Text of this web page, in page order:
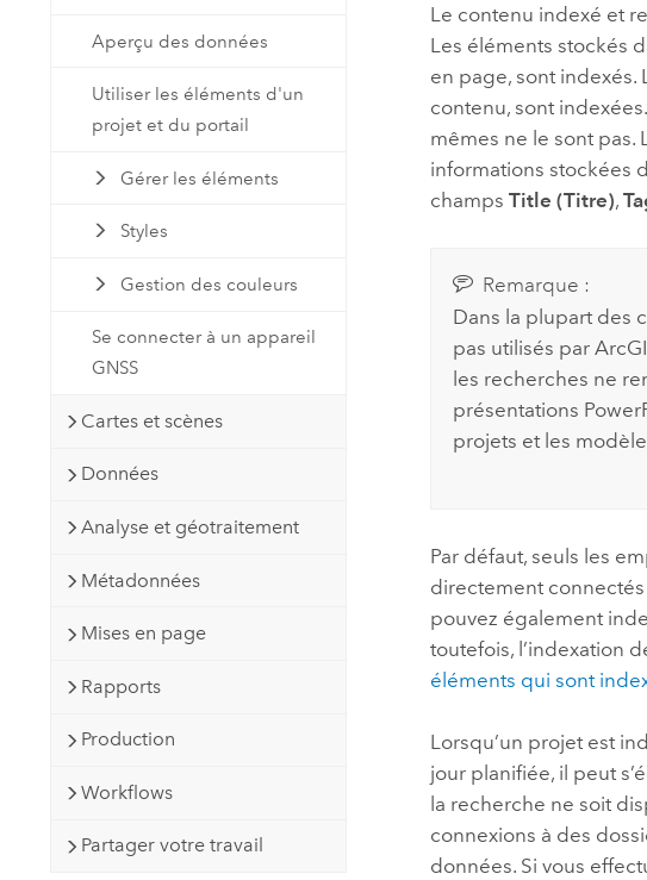
Aperçu des données
Utiliser les éléments d'un
projet et du portail
Gérer les éléments
Styles
Gestion des couleurs
Se connecter à un appareil
GNSS
Cartes et scènes
Données
Analyse et géotraitement
Métadonnées
Mises en page
Rapports
Production
Workflows
Partager votre travail
Le contenu indexé et
Les éléments stockés
en page, sont indexés.
contenu, sont
mêmes ne le sont pas.
informations stockées
champsTitle (Titre),
Remarque :
Dans la plupart des
pas utilisés par
les recherches ne
présentations
projets et les
Par défaut, seuls les
directement connectés
pouvez également
toutefois, l’indexation
éléments qui sont
Lorsqu’un projet est
jour planifiée, il peut
la recherche ne soit
connexions à des
données. Si vous